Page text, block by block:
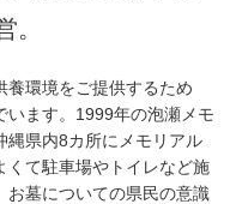
。
養環境をご提供するため
います。1999年の泡瀬メモ
縄県内8カ所にメモリアル
くて駐車場やトイレなど施
お墓についての県民の意識